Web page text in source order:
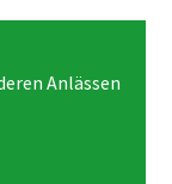
Anlässen